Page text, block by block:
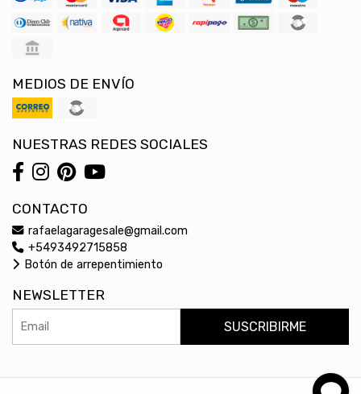
MEDIOS DE ENVÍO
NUESTRAS REDES SOCIALES
CONTACTO
rafaelagaragesale@gmail.com
+5493492715858
Botón de arrepentimiento
NEWSLETTER
SUSCRIBIRME